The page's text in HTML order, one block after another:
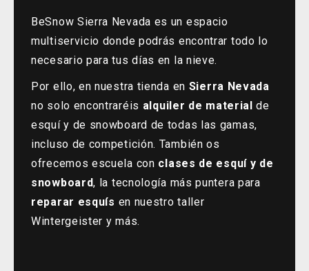
BeSnow Sierra Nevada es un espacio
multiservicio donde podrás encontrar todo lo
necesario para tus días en la nieve.
Por ello, en nuestra tienda en Sierra Nevada
no solo encontraréis alquiler de material de
esquí y de snowboard de todas las gamas,
incluso de competición. También os
ofrecemos escuela con clases de esquí y de
snowboard, la tecnología más puntera para
reparar esquís en nuestro taller
Wintergeister y más.